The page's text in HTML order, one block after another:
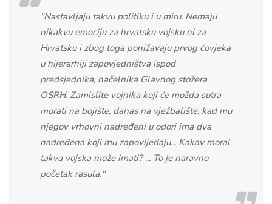
"Nastavljaju takvu politiku i u miru. Nemaju
nikakvu emociju za hrvatsku vojsku ni za
Hrvatsku i zbog toga ponižavaju prvog čovjeka
u hijerarhiji zapovjedništva ispod
predsjednika, načelnika Glavnog stožera
OSRH. Zamislite vojnika koji će možda sutra
morati na bojište, danas na vježbalište, kad mu
njegov vrhovni nadređeni u odori ima dva
nadređena koji mu zapovijedaju... Kakav moral
takva vojska može imati? ... To je naravno
početak rasula."